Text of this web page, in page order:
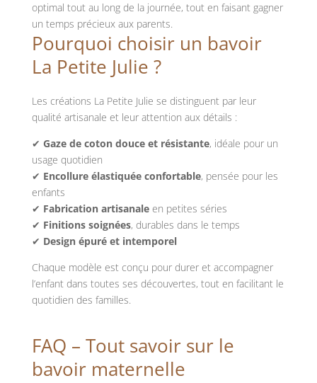
optimal tout au long de la journée, tout en faisant gagner
un temps précieux aux parents.
Pourquoi choisir un bavoir
La Petite Julie ?
Les créations La Petite Julie se distinguent par leur
qualité artisanale et leur attention aux détails :
✔ Gaze de coton douce et résistante, idéale pour un
usage quotidien
✔ Encollure élastiquée confortable, pensée pour les
enfants
✔ Fabrication artisanaleen petites séries
✔ Finitions soignées, durables dans le temps
✔ Design épuré et intemporel
Chaque modèle est conçu pour durer et accompagner
l’enfant dans toutes ses découvertes, tout en facilitant le
quotidien des familles.
FAQ – Tout savoir sur le
bavoir maternelle